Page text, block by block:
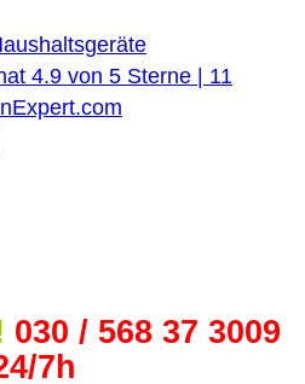
4.9 von 5 Sterne | 11
030 / 568 37 3009
7h